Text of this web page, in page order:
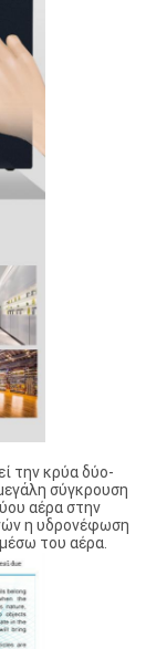
την κρύα δύο-
σύγκρουση
αέρα στην
η υδρονέφωση
του αέρα.